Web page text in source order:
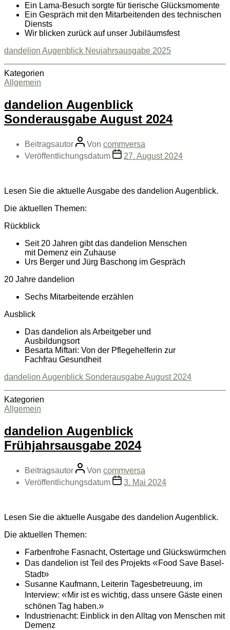
Ein Lama-Besuch sorgte für tierische Glücksmomente
Ein Gespräch mit den Mitarbeitenden des technischen
Diensts
Wir blicken zurück auf unser Jubiläumsfest
dandelion Augenblick Neujahrsausgabe 2025
Kategorien
Allgemein
dandelion Augenblick
Sonderausgabe August 2024
Beitragsautor Von commversa
Veröffentlichungsdatum
27. August 2024
Lesen Sie die aktuelle Ausgabe des dandelion Augenblick.
Die aktuellen Themen:
Rückblick
Seit 20 Jahren gibt das dandelion Menschen
mit Demenz ein Zuhause
Urs Berger und Jürg Baschong im Gespräch
20 Jahre dandelion
Sechs Mitarbeitende erzählen
Ausblick
Das dandelion als Arbeitgeber und
Ausbildungsort
Besarta Miftari: Von der Pflegehelferin zur
Fachfrau Gesundheit
dandelion Augenblick Sonderausgabe August 2024
Kategorien
Allgemein
dandelion Augenblick
Frühjahrsausgabe 2024
Beitragsautor Von commversa
Veröffentlichungsdatum
3. Mai 2024
Lesen Sie die aktuelle Ausgabe des dandelion Augenblick.
Die aktuellen Themen:
Farbenfrohe Fasnacht, Ostertage und Glückswürmchen
Das dandelion ist Teil des Projekts «Food Save Basel-
Stadt»
Susanne Kaufmann, Leiterin Tagesbetreuung, im
Interview: «Mir ist es wichtig, dass unsere Gäste einen
schönen Tag haben.»
Industrienacht: Einblick in den Alltag von Menschen mit
Demenz